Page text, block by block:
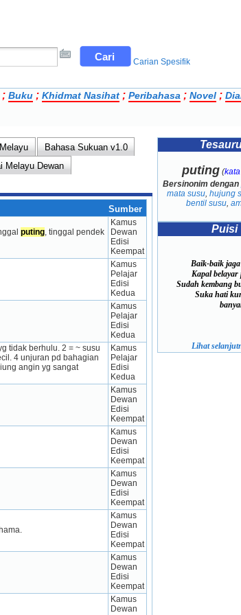
Carian Spesifik
; Buku ; Khidmat Nasihat ; Peribahasa ; Novel ;
Bahasa Sukuan v1.0
Melayu Dewan
Sumber
puting, tinggal pendek
Kamus
Dewan
Edisi
Keempat
Kamus
Pelajar
Edisi
Kedua
Kamus
Pelajar
Edisi
Kedua
tidak berhulu. 2 = ~ susu
4 unjuran pd bahagian
angin yg sangat
Kamus
Pelajar
Edisi
Kedua
Kamus
Dewan
Edisi
Keempat
Kamus
Dewan
Edisi
Keempat
Kamus
Dewan
Edisi
Keempat
Kamus
Dewan
Edisi
Keempat
Kamus
Dewan
Edisi
Keempat
Kamus
Dewan
puting (
Bersinonim dengan
mata susu, hujung
bentil susu,
Puisi
Baik-baik jaga
Kapal belayar
Sudah kembang
Suka hati
Lihat